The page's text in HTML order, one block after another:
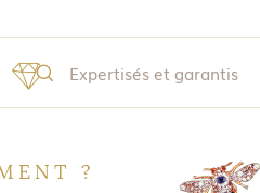
Expertisés et garantis
?